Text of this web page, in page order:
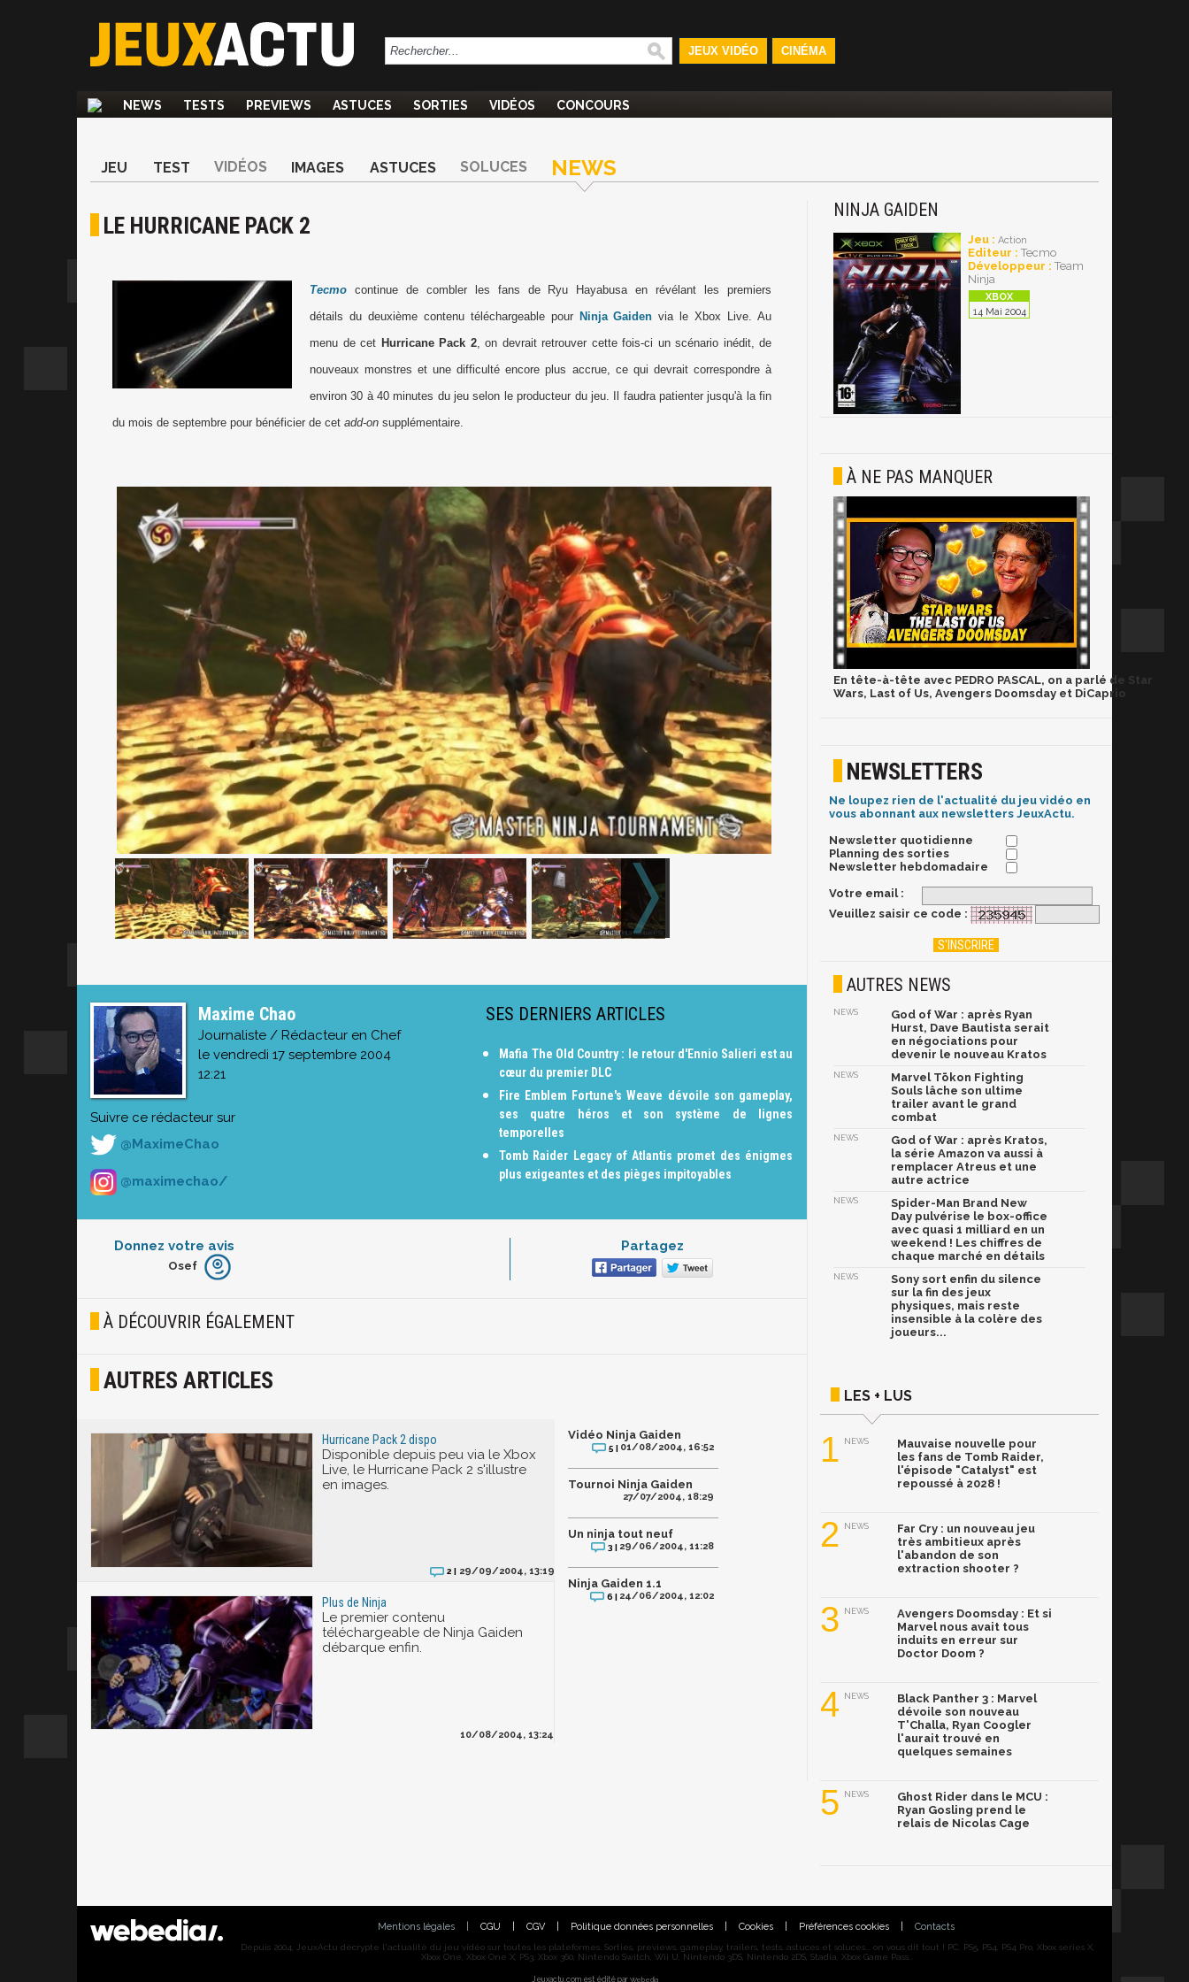
JEUX VIDÉO CINÉMA
NEWS TESTS PREVIEWS ASTUCES SORTIES VIDÉOS CONCOURS
JEU TEST VIDÉOS IMAGES ASTUCES SOLUCES NEWS
LE HURRICANE PACK 2
Tecmo continue de combler les fans de Ryu Hayabusa en révélant les premiers
détails du deuxième contenu téléchargeable pour Ninja Gaiden via le Xbox Live. Au
menu de cet Hurricane Pack 2, on devrait retrouver cette fois-ci un scénario inédit, de
nouveaux monstres et une difficulté encore plus accrue, ce qui devrait correspondre à
environ 30 à 40 minutes du jeu selon le producteur du jeu. Il faudra patienter jusqu'à la fin
du mois de septembre pour bénéficier de cet add-on supplémentaire.
Maxime Chao
Journaliste / Rédacteur en Chef
le vendredi 17 septembre 2004
12:21
Suivre ce rédacteur sur
@MaximeChao
@maximechao/
SES DERNIERS ARTICLES
Mafia The Old Country : le retour d'Ennio Salieri est au
cœur du premier DLC
Fire Emblem Fortune's Weave dévoile son gameplay,
ses quatre héros et son système de lignes
temporelles
Tomb Raider Legacy of Atlantis promet des énigmes
plus exigeantes et des pièges impitoyables
Donnez votre avis
Furieux
Joyeux
Osef
Partagez
À DÉCOUVRIR ÉGALEMENT
AUTRES ARTICLES
Hurricane Pack 2 dispo
Disponible depuis peu via le Xbox
Live, le Hurricane Pack 2 s'illustre
en images.
2 | 29/09/2004, 13:19
Plus de Ninja
Le premier contenu
téléchargeable de Ninja Gaiden
débarque enfin.
10/08/2004, 13:24
Vidéo Ninja Gaiden
5 | 01/08/2004, 16:52
Tournoi Ninja Gaiden
27/07/2004, 18:29
Un ninja tout neuf
3 | 29/06/2004, 11:28
Ninja Gaiden 1.1
6 | 24/06/2004, 12:02
NINJA GAIDEN
Jeu : Action
Editeur : Tecmo
Développeur : Team
Ninja
14 Mai 2004
À NE PAS MANQUER
En tête-à-tête avec PEDRO PASCAL, on a parlé de Star
Wars, Last of Us, Avengers Doomsday et DiCaprio
NEWSLETTERS
Ne loupez rien de l'actualité du jeu vidéo en
vous abonnant aux newsletters JeuxActu.
Newsletter quotidienne
Planning des sorties
Newsletter hebdomadaire
Votre email :
Veuillez saisir ce code :
AUTRES NEWS
NEWS
God of War : après Ryan
Hurst, Dave Bautista serait
en négociations pour
devenir le nouveau Kratos
NEWS
Marvel Tōkon Fighting
Souls lâche son ultime
trailer avant le grand
combat
NEWS
God of War : après Kratos,
la série Amazon va aussi à
remplacer Atreus et une
autre actrice
NEWS
Spider-Man Brand New
Day pulvérise le box-office
avec quasi 1 milliard en un
weekend ! Les chiffres de
chaque marché en détails
NEWS
Sony sort enfin du silence
sur la fin des jeux
physiques, mais reste
insensible à la colère des
joueurs...
LES + LUS
1 NEWS
Mauvaise nouvelle pour
les fans de Tomb Raider,
l'épisode "Catalyst" est
repoussé à 2028 !
2 NEWS
Far Cry : un nouveau jeu
très ambitieux après
l'abandon de son
extraction shooter ?
3 NEWS
Avengers Doomsday : Et si
Marvel nous avait tous
induits en erreur sur
Doctor Doom ?
4 NEWS
Black Panther 3 : Marvel
dévoile son nouveau
T'Challa, Ryan Coogler
l'aurait trouvé en
quelques semaines
5 NEWS
Ghost Rider dans le MCU :
Ryan Gosling prend le
relais de Nicolas Cage
Mentions légales CGU CGV Politique données personnelles Cookies Préférences cookies Contacts
Depuis 2004, JeuxActu décrypte l'actualité du jeu vidéo sur toutes les plateformes. Sorties, previews, gameplay, trailers, tests, astuces et soluces... on vous dit tout ! PC, PS5, PS4, PS4 Pro, Xbox series X,
Xbox One, Xbox One X, PS3, Xbox 360, Nintendo Switch, Wii U, Nintendo 3DS, Nintendo 2DS, Stadia, Xbox Game Pass...
Jeuxactu.com est édité par Webedia